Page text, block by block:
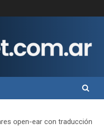
open-ear con traducción